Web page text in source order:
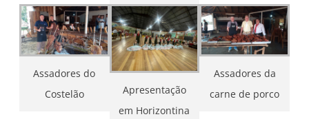
Assadores do
Costelão
Apresentação
em Horizontina
Assadores da
carne de porco